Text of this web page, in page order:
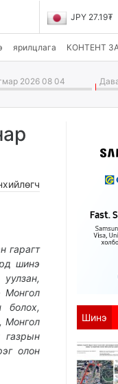
JPY 27.19₮
ярилцлага КОНТЕНТ
2026 08 04
гарагт
шинэ
Монгол
болох,
Монгол
газрын
олон
Шинэ